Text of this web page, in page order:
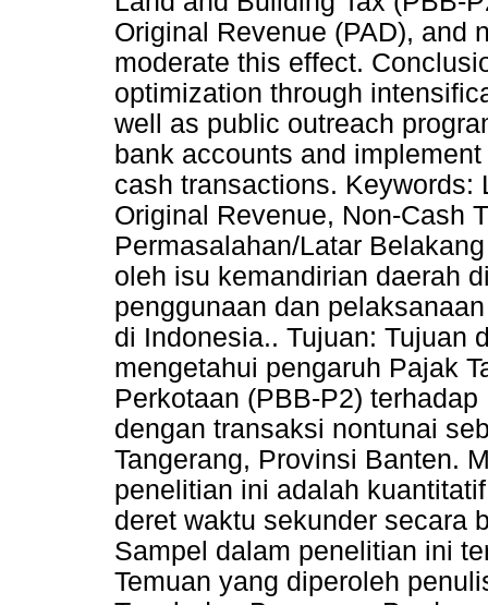
Original Revenue (PAD), and
moderate this effect.
optimization through
well as public outreach
bank accounts and
cash transactions. Keywords:
Original Revenue, Non-Cash
Permasalahan/Latar
oleh isu kemandirian daerah
penggunaan dan
di Indonesia.. Tujuan: Tujuan
mengetahui pengaruh Pajak
Perkotaan (PBB-P2)
dengan transaksi nontunai
Tangerang, Provinsi Banten.
penelitian ini adalah
deret waktu sekunder secara
Sampel dalam penelitian ini
Temuan yang diperoleh